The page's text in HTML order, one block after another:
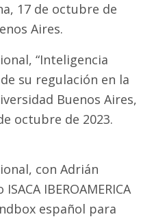
17 de octubre de
Aires.
“Inteligencia
su regulación en la
Buenos Aires,
octubre de 2023.
con Adrián
IBEROAMERICA
español para